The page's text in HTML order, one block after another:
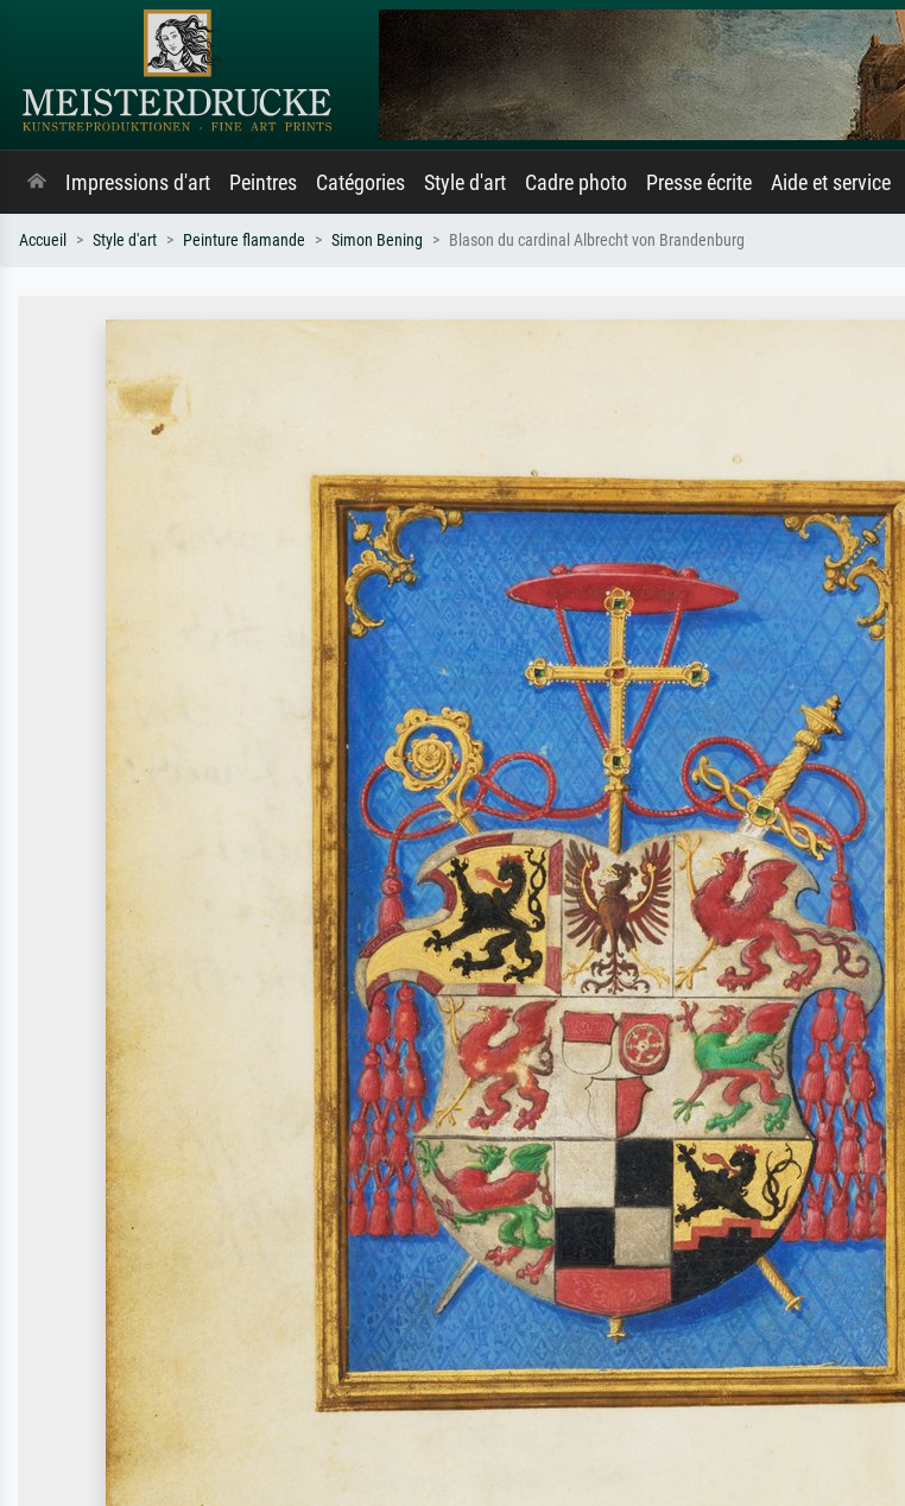
Impressions d'art Peintres Catégories Style d'art Cadre photo Presse écrite Aide et service
Accueil Style d'art Peinture flamande Simon Bening Blason du cardinal Albrecht von Brandenburg